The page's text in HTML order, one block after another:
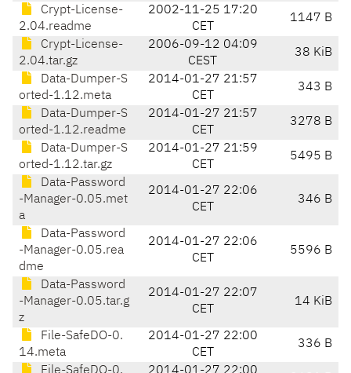
Crypt-License-
2.04.readme
2002-11-25 17:20
CET
1147 B
Crypt-License-
2.04.tar.gz
2006-09-12 04:09
CEST
38 KiB
Data-Dumper-S
orted-1.12.meta
2014-01-27 21:57
CET
343 B
Data-Dumper-S
orted-1.12.readme
2014-01-27 21:57
CET
3278 B
Data-Dumper-S
orted-1.12.tar.gz
2014-01-27 21:59
CET
5495 B
Data-Password
-Manager-0.05.met
a
2014-01-27 22:06
CET
346 B
Data-Password
-Manager-0.05.rea
dme
2014-01-27 22:06
CET
5596 B
Data-Password
-Manager-0.05.tar.g
z
2014-01-27 22:07
CET
14 KiB
File-SafeDO-0.
14.meta
2014-01-27 22:00
CET
336 B